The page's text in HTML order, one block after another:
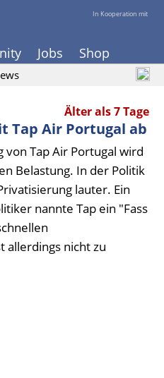
In Kooperation mit
Jobs Shop
Älter als 7 Tage
Tap Air Portugal ab
von Tap Air Portugal wird
Belastung. In der Politik
lauter. Ein
nannte Tap ein "Fass
allerdings nicht zu